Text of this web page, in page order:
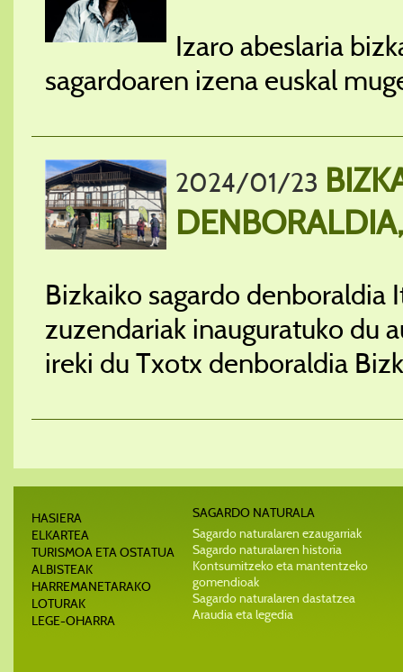
Izaro abeslaria
sagardoaren izena euskal
2024/01/23
Bizkaiko sagardo denboraldia
zuzendariak inauguratuko du
ireki du Txotx denboraldia
HASIERA
ELKARTEA
TURISMOA ETA OSTATUA
ALBISTEAK
HARREMANETARAKO
LOTURAK
LEGE-OHARRA
SAGARDO NATURALA
Sagardo naturalaren ezaugarriak
Sagardo naturalaren historia
Kontsumitzeko eta mantentzeko
gomendioak
Sagardo naturalaren dastatzea
Araudia eta legedia